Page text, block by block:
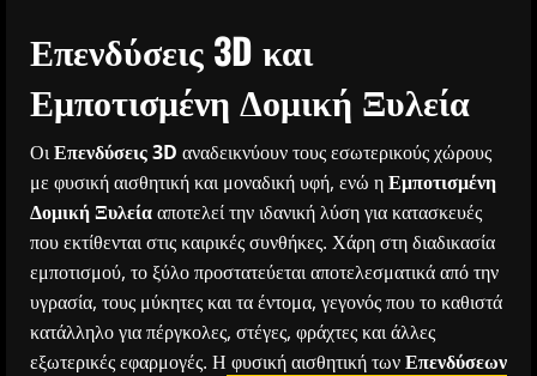
Επενδύσεις 3D και
Εμποτισμένη Δομική Ξυλεία
ΟιΕπενδύσεις 3D αναδεικνύουν τους εσωτερικούς χώρους
με φυσική αισθητική και μοναδική υφή, ενώ ηΕμποτισμένη
Δομική Ξυλείααποτελεί την ιδανική λύση για κατασκευές
που εκτίθενται στις καιρικές συνθήκες. Χάρη στη διαδικασία
εμποτισμού, το ξύλο προστατεύεται αποτελεσματικά από την
υγρασία, τους μύκητες και τα έντομα, γεγονός που το καθιστά
κατάλληλο για πέργκολες, στέγες, φράχτες και άλλες
εξωτερικές εφαρμογές. Η φυσική αισθητική τωνΕπενδύσεων